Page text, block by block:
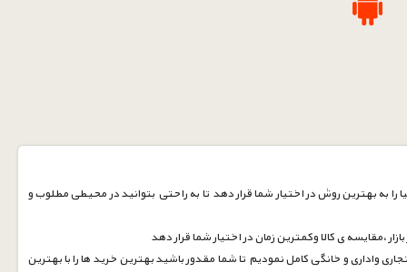
به بهترین روش در اختیار شما قرار دهد تا به راحتی بتوانید در محیطی مطلوب و
،مقایسه ی کالا وکمترین زمان در اختیار شما قرار دهد
واداری و خانگی کامل نمودیم تا شما مقدور باشید بهترین خرید ها را با بهترین